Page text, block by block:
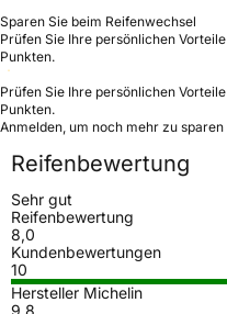
Sparen Sie beim Reifenwechsel
Prüfen Sie Ihre persönlichen
Punkten.
Prüfen Sie Ihre persönlichen
Punkten.
Anmelden, um noch mehr zu sparen
Reifenbewertung
Sehr gut
Reifenbewertung
8,0
Kundenbewertungen
10
Hersteller Michelin
9,8